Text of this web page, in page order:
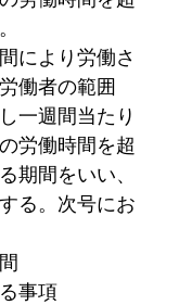
により労働さ
働者の範囲
一週間当たり
労働時間を超
期間をいい、
る。次号にお
事項